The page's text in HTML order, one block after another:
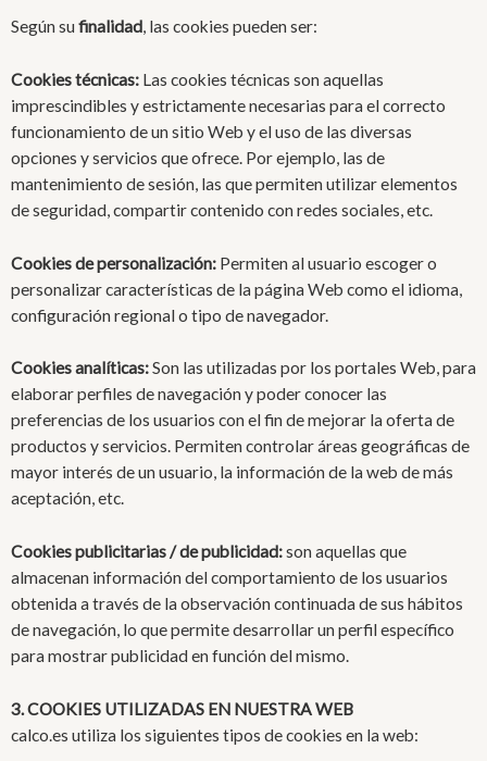
Según su finalidad, las cookies pueden ser:
Cookies técnicas: Las cookies técnicas son aquellas
imprescindibles y estrictamente necesarias para el correcto
funcionamiento de un sitio Web y el uso de las diversas
opciones y servicios que ofrece. Por ejemplo, las de
mantenimiento de sesión, las que permiten utilizar elementos
de seguridad, compartir contenido con redes sociales, etc.
Cookies de personalización: Permiten al usuario escoger o
personalizar características de la página Web como el idioma,
configuración regional o tipo de navegador.
Cookies analíticas:Son las utilizadas por los portales Web, para
elaborar perfiles de navegación y poder conocer las
preferencias de los usuarios con el fin de mejorar la oferta de
productos y servicios. Permiten controlar áreas geográficas de
mayor interés de un usuario, la información de la web de más
aceptación, etc.
Cookies publicitarias / de publicidad:son aquellas que
almacenan información del comportamiento de los usuarios
obtenida a través de la observación continuada de sus hábitos
de navegación, lo que permite desarrollar un perfil específico
para mostrar publicidad en función del mismo.
3. COOKIES UTILIZADAS EN NUESTRA WEB
calco.es utiliza los siguientes tipos de cookies en la web: